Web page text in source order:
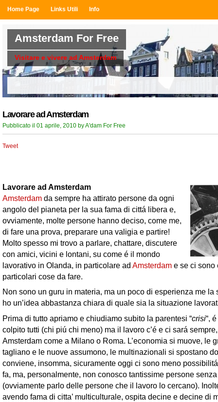
Home Page Links Utili Info
Amsterdam For Free
Visitare e vivere ad Amsterdam
Lavorare ad Amsterdam
Pubblicato il 01 aprile, 2010 by A'dam For Free
Tweet
Lavorare ad Amsterdam
Amsterdam da sempre ha attirato persone da ogni
angolo del pianeta per la sua fama di cittá libera e,
ovviamente, molte persone hanno deciso, come me,
di fare una prova, preparare una valigia e partire!
Molto spesso mi trovo a parlare, chattare, discutere
con amici, vicini e lontani, su come é il mondo
lavorativo in Olanda, in particolare ad Amsterdam e se ci sono
particolari cose da fare.
Non sono un guru in materia, ma un poco di esperienza me la
ho un’idea abbastanza chiara di quale sia la situazione
Prima di tutto apriamo e chiudiamo subito la parentesi “crisi“,
colpito tutti (chi piú chi meno) ma il lavoro c’é e ci sará
Amsterdam come a Milano o Roma. L’economia si muove, le
tagliano e le nuove assumono, le multinazionali si spostano
conviene, insomma, sicuramente oggi ci sono meno
fa, ma, personalmente, non conosco tantissime persone
(ovviamente parlo delle persone che il lavoro lo cercano).
avendo fama di citta’ multiculturale, ospita decine e decine di